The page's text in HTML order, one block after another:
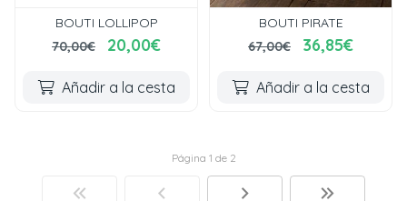
BOUTI LOLLIPOP
70,00€
20,00€
Añadir a la cesta
BOUTI PIRATE
67,00€
36,85€
Añadir a la cesta
Página 1 de 2